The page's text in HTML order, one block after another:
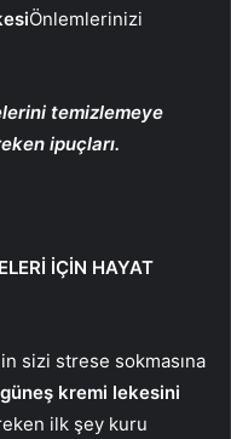
Önlemlerinizi
temizlemeye
ipuçları.
İÇİN HAYAT
sizi strese sokmasına
güneş kremi lekesini
ilk şey kuru